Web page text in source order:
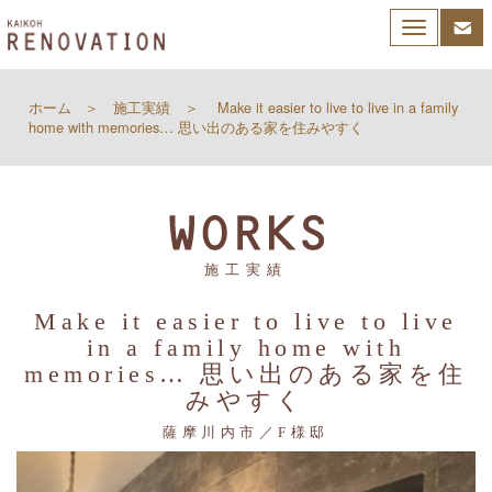
Toggle
navigation
ホーム 施工実績
Make it easier to live to live in a family
home with memories… 思い出のある家を住みやすく
施工実績
Make it easier to live to live
in a family home with
memories… 思い出のある家を住
みやすく
薩摩川内市／F様邸